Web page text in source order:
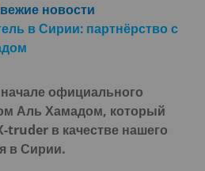
новости
в Сирии: партнёрство с
официального
Аль Хамадом, который
truder в качестве нашего
в Сирии.